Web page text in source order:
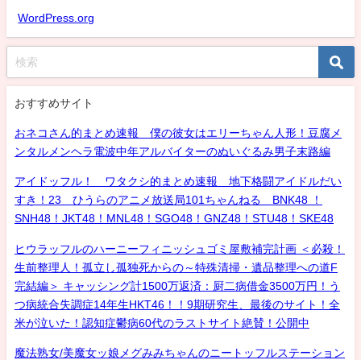
WordPress.org
おすすめサイト
おネコさん的まとめ速報 僕の彼女はエリーちゃん人形！豆腐メ
ンタルメンヘラ電波中年アルバイターのぬいぐるみ男子末路編
アイドッフル！ ワタクシ的まとめ速報 地下格闘アイドルだい
すき！23 ひうらのアニメ放送局101ちゃんねる BNK48 ！
SNH48！JKT48！MNL48！SGO48！GNZ48！STU48！SKE48
ヒウラッフルのハーニーフィニッシュゴミ屋敷補完計画 ＜必殺！
生前整理人！孤立し孤独死からの～特殊清掃・遺品整理への道F
完結編＞ キャッシング計1500万返済：厨二病借金3500万円！う
つ病統合失調症14年生HKT46！！9期研究生、最後のサイト！全
米が泣いた！認知症鬱病60代のラストサイト絶賛！公開中
魔法熟女/美魔女ッ娘メグみみちゃんのニートッフルステーション